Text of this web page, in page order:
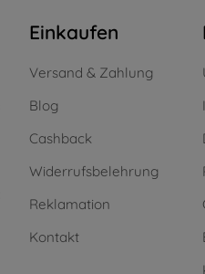
Einkaufen
Versand & Zahlung
Blog
Cashback
Widerrufsbelehrung
Reklamation
Kontakt